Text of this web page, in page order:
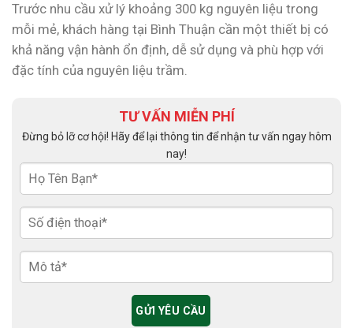
Trước nhu cầu xử lý khoảng 300 kg nguyên liệu trong
mỗi mẻ, khách hàng tại Bình Thuận cần một thiết bị có
khả năng vận hành ổn định, dễ sử dụng và phù hợp với
đặc tính của nguyên liệu trầm.
TƯ VẤN MIỄN PHÍ
Đừng bỏ lỡ cơ hội! Hãy để lại thông tin để nhận tư vấn ngay hôm
nay!